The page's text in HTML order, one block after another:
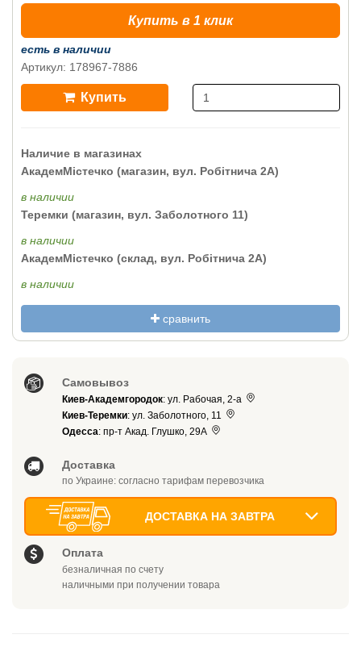
Купить в 1 клик
есть в наличии
Артикул: 178967-7886
Купить
Наличие в магазинах
АкадемМістечко (магазин, вул. Робітнича 2А)
в наличии
Теремки (магазин, вул. Заболотного 11)
в наличии
АкадемМістечко (склад, вул. Робітнича 2А)
в наличии
сравнить
Самовывоз
Киев-Академгородок: ул. Рабочая, 2-а
Киев-Теремки: ул. Заболотного, 11
Одесса: пр-т Акад. Глушко, 29А
Доставка
по Украине: согласно тарифам перевозчика
ДОСТАВКА НА ЗАВТРА
Оплата
безналичная по счету
наличными при получении товара